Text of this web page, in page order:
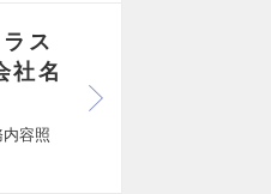
ス
社名
容照